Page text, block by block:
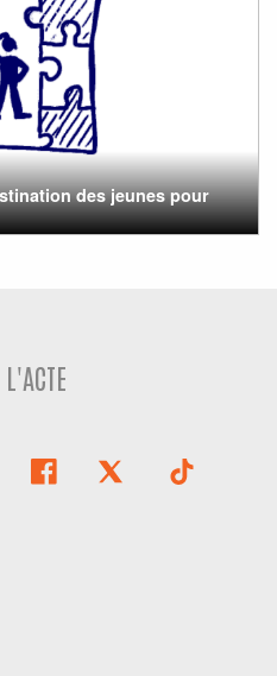
des jeunes pour